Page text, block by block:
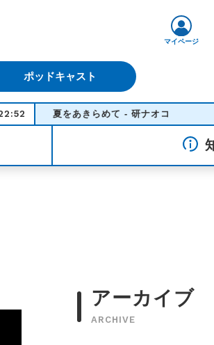
ポッドキャスト
マイページ
夏をあきらめて - 研ナオコ
アーカイブ
ARCHIVE